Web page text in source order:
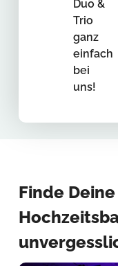
Duo &
Trio
ganz
einfach
bei
uns!
Finde